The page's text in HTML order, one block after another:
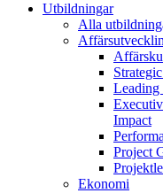
Utbildningar
Alla
Leading
Impact
Project
Ekonomi